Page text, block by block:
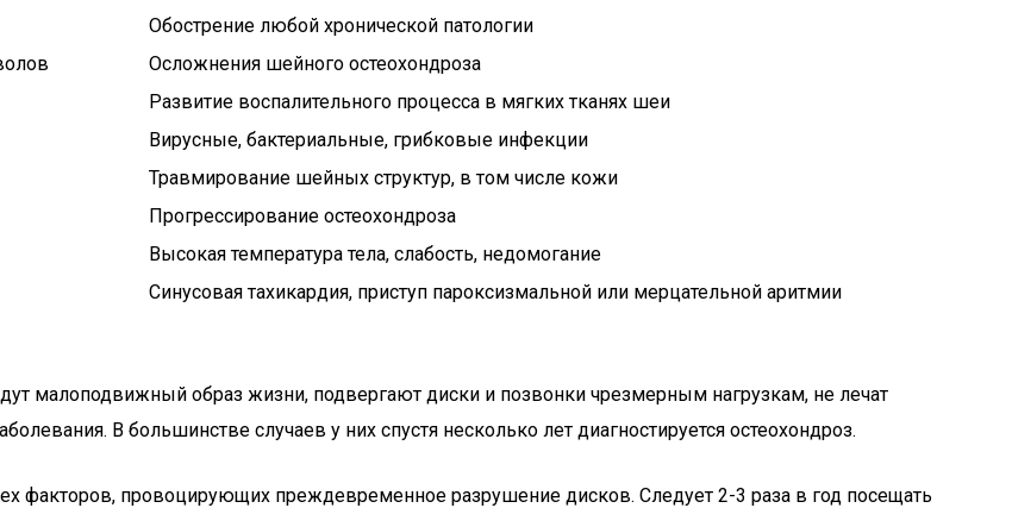
Обострение любой хронической патологии
Осложнения шейного остеохондроза
Развитие воспалительного процесса в мягких тканях шеи
Вирусные, бактериальные, грибковые инфекции
Травмирование шейных структур, в том числе кожи
Прогрессирование остеохондроза
Высокая температура тела, слабость, недомогание
Синусовая тахикардия, приступ пароксизмальной или мерцательной аритмии
малоподвижный образ жизни, подвергают диски и позвонки чрезмерным нагрузкам, не лечат
В большинстве случаев у них спустя несколько лет диагностируется остеохондроз.
факторов, провоцирующих преждевременное разрушение дисков. Следует 2-3 раза в год посещать